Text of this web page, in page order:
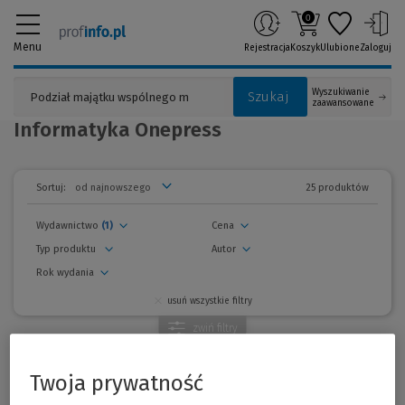
Menu
Szukaj
Wyszukiwanie
zaawansowane
Rejestracja
0
KoszykUlubioneZaloguj
Informatyka Onepress
Sortuj: 25 produktów
Wydawnictwo (1)
Autor
Cena
Rok wydania
Typ produktu
usuń wszystkie filtry
zwiń filtry
Twoja prywatność